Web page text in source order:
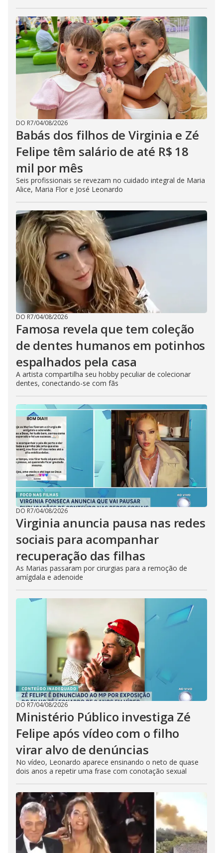
DO R7/04/08/2026
Babás dos filhos de Virginia e Zé
Felipe têm salário de até R$ 18
mil por mês
Seis profissionais se revezam no cuidado integral de Maria
Alice, Maria Flor e José Leonardo
DO R7/04/08/2026
Famosa revela que tem coleção
de dentes humanos em potinhos
espalhados pela casa
A artista compartilha seu hobby peculiar de colecionar
dentes, conectando-se com fãs
DO R7/04/08/2026
Virginia anuncia pausa nas redes
sociais para acompanhar
recuperação das filhas
As Marias passaram por cirurgias para a remoção de
amígdala e adenoide
DO R7/04/08/2026
Ministério Público investiga Zé
Felipe após vídeo com o filho
virar alvo de denúncias
No vídeo, Leonardo aparece ensinando o neto de quase
dois anos a repetir uma frase com conotação sexual